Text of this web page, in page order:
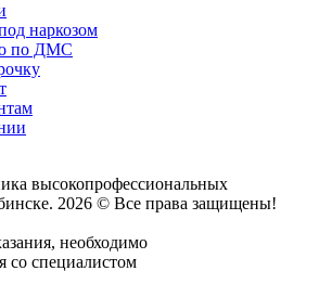
наркозом
по ДМС
высокопрофессиональных
2026 © Все права защищены!
необходимо
со специалистом